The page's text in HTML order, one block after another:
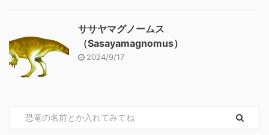
ササヤマグノームス
（Sasayamagnomus）
2024/9/17